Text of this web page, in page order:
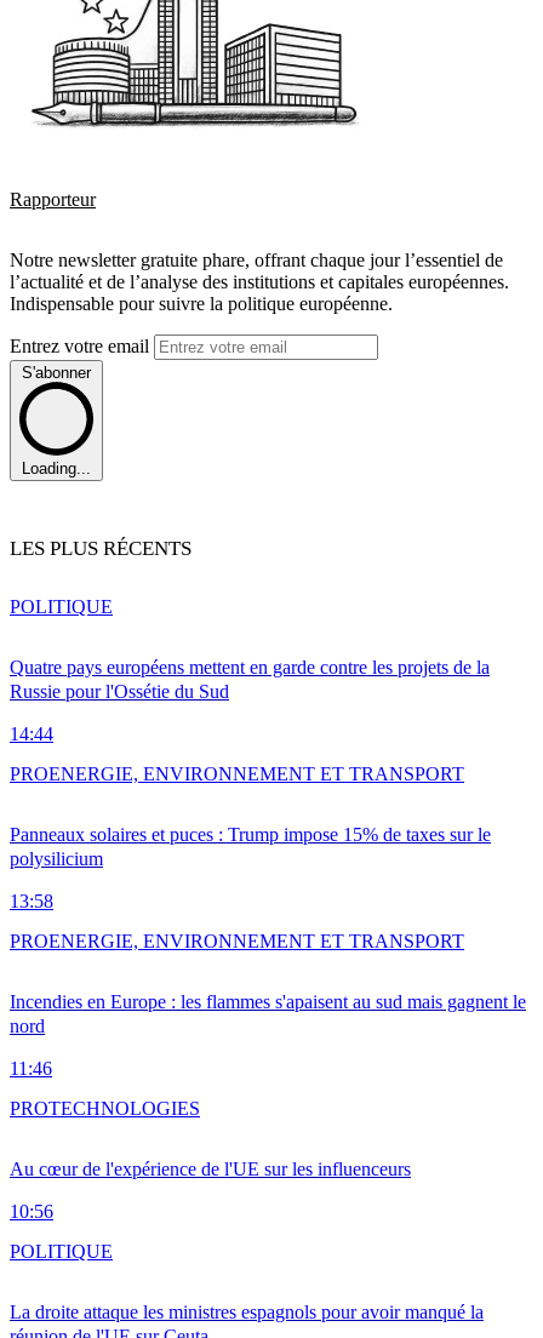
Rapporteur
Notre newsletter gratuite phare, offrant chaque jour l’essentiel de
l’actualité et de l’analyse des institutions et capitales européennes.
Indispensable pour suivre la politique européenne.
Entrez votre email
S'abonner
Loading...
LES PLUS RÉCENTS
Quatre pays européens mettent en garde contre les projets de la
Russie pour l'Ossétie du Sud
14:44
POLITIQUE
Panneaux solaires et puces : Trump impose 15% de taxes sur le
polysilicium
13:58
PROENERGIE, ENVIRONNEMENT ET TRANSPORT
Incendies en Europe : les flammes s'apaisent au sud mais gagnent le
nord
11:46
PROENERGIE, ENVIRONNEMENT ET TRANSPORT
Au cœur de l'expérience de l'UE sur les influenceurs
10:56
PROTECHNOLOGIES
La droite attaque les ministres espagnols pour avoir manqué la
POLITIQUE